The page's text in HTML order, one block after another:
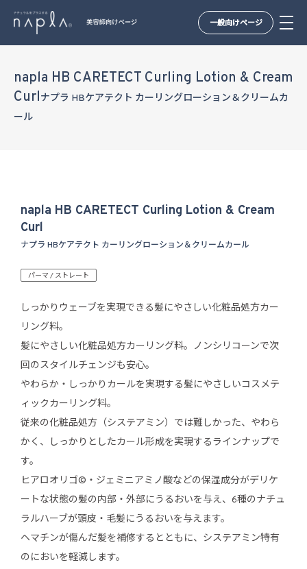
content
一般向けページ
napla HB CARETECT Curling Lotion & Cream
Curlナプラ HBケアテクト カーリングローション＆クリームカ
ール
napla HB CARETECT Curling Lotion & Cream
Curl
ナプラ HBケアテクト カーリングローション＆クリームカール
パーマ / ストレート
しっかりウェーブを実現できる髪にやさしい化粧品処方カー
リング料。
髪にやさしい化粧品処方カーリング料。ノンシリコーンで次
回のスタイルチェンジも安心。
やわらか・しっかりカールを実現する髪にやさしいコスメテ
ィックカーリング料。
従来の化粧品処方（システアミン）では難しかった、やわら
かく、しっかりとしたカール形成を実現するラインナップで
す。
ヒアロオリゴ©・ジェミニアミノ酸などの保湿成分がデリケ
ートな状態の髪の内部・外部にうるおいを与え、6種のナチュ
ラルハーブが頭皮・毛髪にうるおいを与えます。
ヘマチンが傷んだ髪を補修するとともに、システアミン特有
のにおいを軽減します。